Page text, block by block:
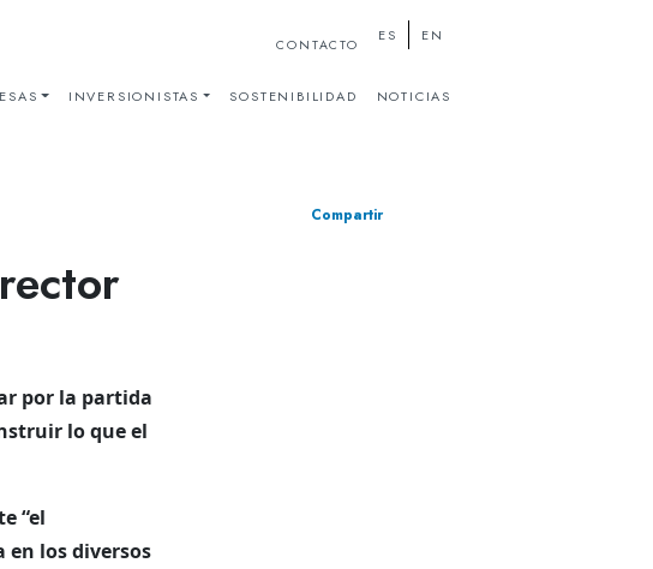
CONTACTO
ES EN
INVERSIONISTAS SOSTENIBILIDAD NOTICIAS
por la partida
lo que el
“el
en los diversos
Compartir